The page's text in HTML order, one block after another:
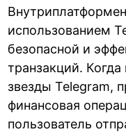
использованием
безопасной и
транзакций.
звезды Telegram,
финансовая
пользователь